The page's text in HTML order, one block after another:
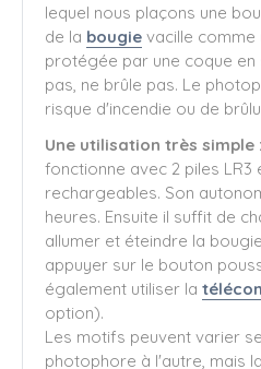
lequel nous plaçons une
de la bougie vacille comme
protégée par une coque en
pas, ne brûle pas. Le
risque d'incendie ou de
Une utilisation très simple :
fonctionne avec 2 piles LR3
rechargeables. Son
heures. Ensuite il suffit de
allumer et éteindre la
appuyer sur le bouton
également utiliser la
option).
Les motifs peuvent varier
photophore à l'autre, mais